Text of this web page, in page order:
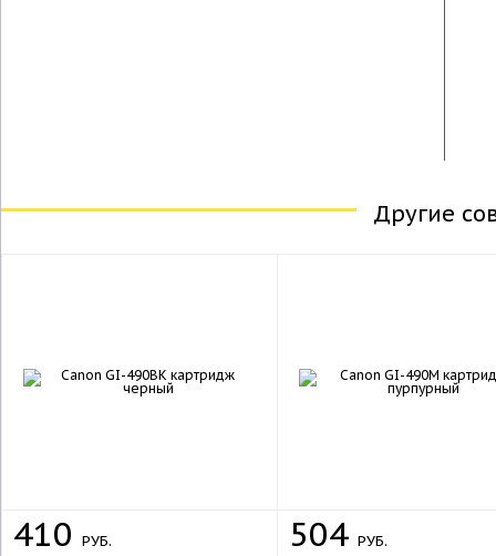
Другие
410 РУБ. 504 РУБ.